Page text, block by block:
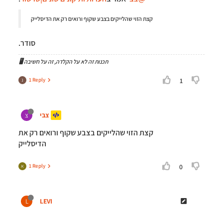
קצת הזוי שהלייקים בצבע שקוף ורואים רק את הדיסלייק
סודר.
תכנות זה לא על הקלדה, זה על חשיבה 🖥️
נ 1 Reply 1
צ צבי
קצת הזוי שהלייקים בצבע שקוף ורואים רק את
הדיסלייק
א 1 Reply 0
L LEVI